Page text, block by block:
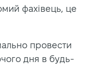
фахівець, це
провести
дня в будь-